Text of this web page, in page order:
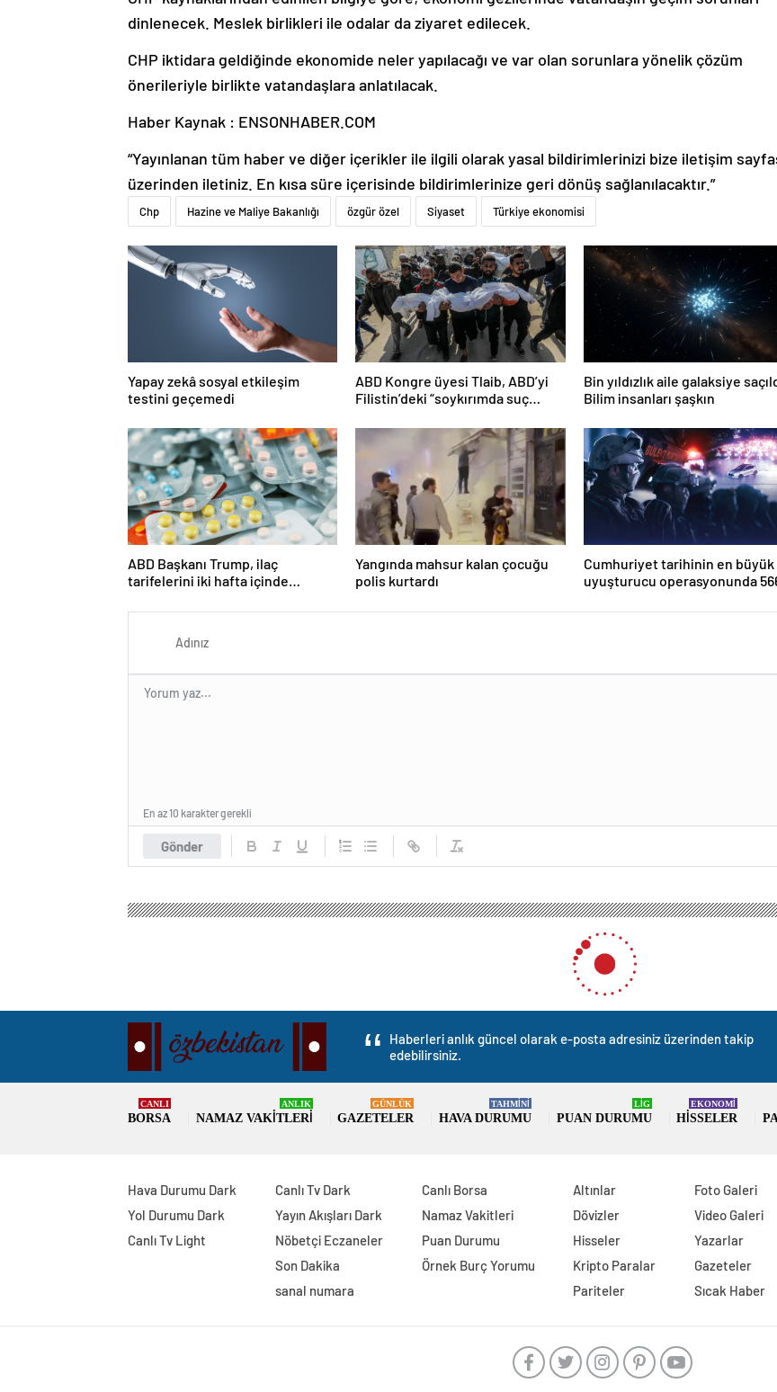
dinlenecek. Meslek birlikleri ile odalar da ziyaret edilecek.
CHP iktidara geldiğinde ekonomide neler yapılacağı ve var olan sorunlara yönelik çözüm
önerileriyle birlikte vatandaşlara anlatılacak.
Haber Kaynak : ENSONHABER.COM
“Yayınlanan tüm haber ve diğer içerikler ile ilgili olarak yasal bildirimlerinizi bize iletişim
üzerinden iletiniz. En kısa süre içerisinde bildirimlerinize geri dönüş sağlanılacaktır.”
Chp Hazine ve Maliye Bakanlığı özgür özel Siyaset Türkiye ekonomisi
Yapay zekâ sosyal etkileşim
testini geçemedi
ABD Kongre üyesi Tlaib, ABD’yi
Filistin’deki “soykırımda suç
Bin yıldızlık aile galaksiye
Bilim insanları şaşkın
ABD Başkanı Trump, ilaç
tarifelerini iki hafta içinde
Yangında mahsur kalan çocuğu
polis kurtardı
Cumhuriyet tarihinin en büyük
uyuşturucu operasyonunda
Gönder
En az 10 karakter gerekli
Haberleri anlık güncel olarak e-posta adresiniz üzerinden takip
edebilirsiniz.
BORSA
CANLI
NAMAZ VAKITLERI
ANLIK
GAZETELER
GÜNLÜK
HAVA DURUMU
TAHMİNİ
PUAN DURUMU
LİG
HISSELER
EKONOMİ
Hava Durumu Dark
Yol Durumu Dark
Canlı Tv Light
Canlı Tv Dark
Yayın Akışları Dark
Nöbetçi Eczaneler
Son Dakika
sanal numara
Canlı Borsa
Namaz Vakitleri
Puan Durumu
Örnek Burç Yorumu
Altınlar
Dövizler
Hisseler
Kripto Paralar
Pariteler
Foto Galeri
Video Galeri
Yazarlar
Gazeteler
Sıcak Haber